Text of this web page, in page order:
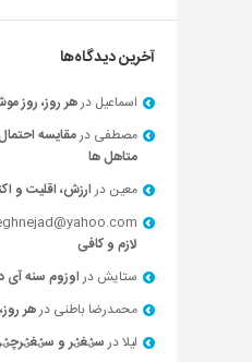
آخرین دیدگاه‌ها
اسماعیل درهر روز، روز
مصطفی درمقایسه
متاهل ها
معین درارزش، اقلیت و
لازم و کافی
ستایش دراوزوم سنه آی
محمدرضا باطنی درهر
لیلادرسؽغؽر و